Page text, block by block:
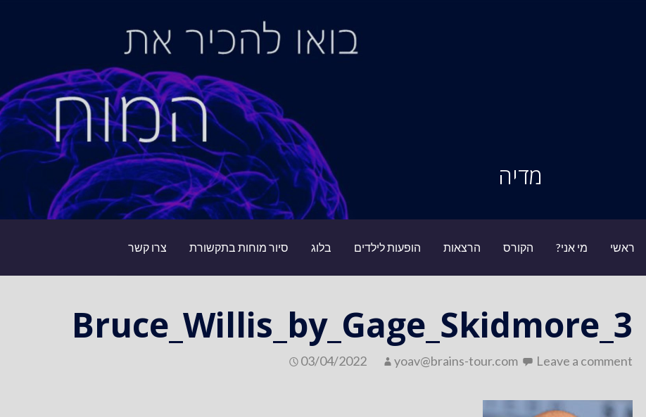
מדיה
ראשי מי אני? הקורס הרצאות הופעות לילדים בלוג סיור מוחות בתקשורת צרו קשר
Bruce_Willis_by_Gage_Skidmore_3
03/04/2022 yoav@brains-tour.com Leave a comment